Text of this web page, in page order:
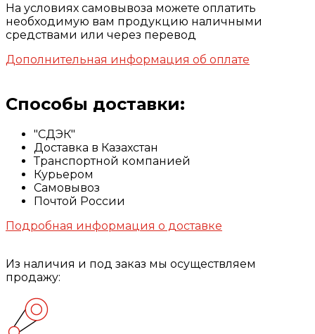
На условиях самовывоза можете оплатить
необходимую вам продукцию наличными
средствами или через перевод
Дополнительная информация об оплате
Способы доставки:
"СДЭК"
Доставка в Казахстан
Транспортной компанией
Курьером
Самовывоз
Почтой России
Подробная информация о доставке
Из наличия и под заказ мы осуществляем
продажу: